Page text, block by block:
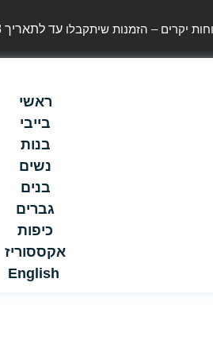
יקרים – הזמנות שיתקבלועד לתאריך 15/08 יסופקו תוך 5 ימי עסקים
ראשי
בייבי
בנות
נשים
בנים
גברים
כיפות
אקססוריז
English